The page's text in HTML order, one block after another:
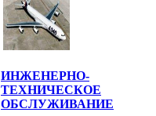
ИНЖЕНЕРНО-
ТЕХНИЧЕСКОЕ
ОБСЛУЖИВАНИЕ